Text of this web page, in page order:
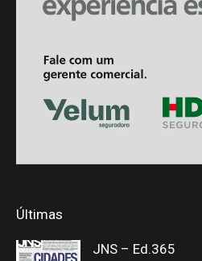
Últimas
JNS – Ed.365